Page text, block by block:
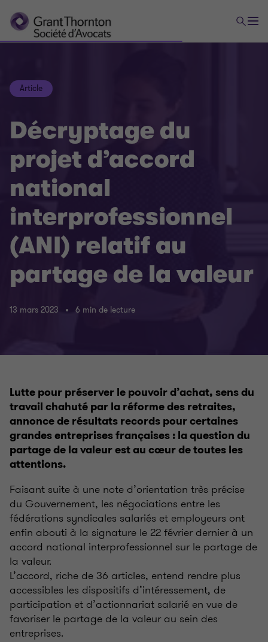
Article
Décryptage du
projet d’accord
national
interprofessionnel
(ANI) relatif au
partage de la valeur
13 mars 2023 6 min de lecture
Lutte pour préserver le pouvoir d’achat, sens du
travail chahuté par la réforme des retraites,
annonce de résultats records pour certaines
grandes entreprises françaises : la question du
partage de la valeur est au cœur de toutes les
attentions.
Faisant suite à une note d’orientation très précise
du Gouvernement, les négociations entre les
fédérations syndicales salariés et employeurs ont
enfin abouti à la signature le 22 février dernier à un
accord national interprofessionnel sur le partage de
la valeur.
L’accord, riche de 36 articles, entend rendre plus
accessibles les dispositifs d’intéressement, de
participation et d’actionnariat salarié en vue de
favoriser le partage de la valeur au sein des
entreprises.